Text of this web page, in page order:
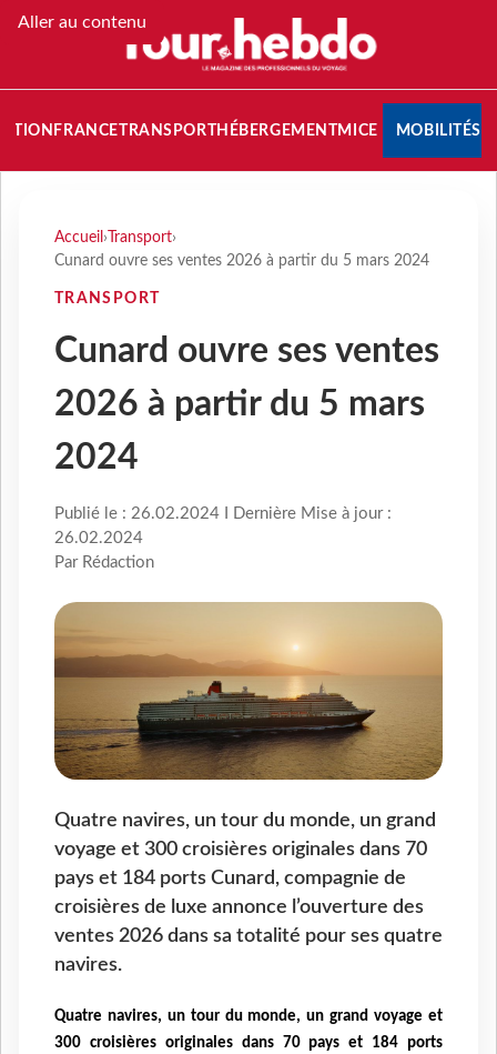
Aller au contenu
FRANCETRANSPORT HÉBERGEMENTMICE MOBILITÉS
Accueil › Transport›
Cunard ouvre ses ventes 2026 à partir du 5 mars 2024
TRANSPORT
Cunard ouvre ses ventes
2026 à partir du 5 mars
2024
Publié le : 26.02.2024 I Dernière Mise à jour :
26.02.2024
Par Rédaction
Quatre navires, un tour du monde, un grand
voyage et 300 croisières originales dans 70
pays et 184 ports Cunard, compagnie de
croisières de luxe annonce l’ouverture des
ventes 2026 dans sa totalité pour ses quatre
navires.
Quatre navires, un tour du monde, un grand voyage et
300 croisières originales dans 70 pays et 184 ports